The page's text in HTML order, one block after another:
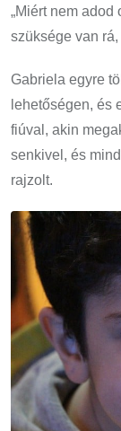
„Miért nem
szüksége van
Gabriela egyre
lehetőségen, és
fiúval, akin
senkivel, és
rajzolt.